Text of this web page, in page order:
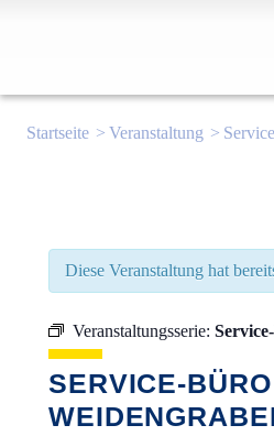
Startseite Veranstaltung
Diese Veranstaltung hat
Veranstaltungsserie:
SERVICE-BÜRO